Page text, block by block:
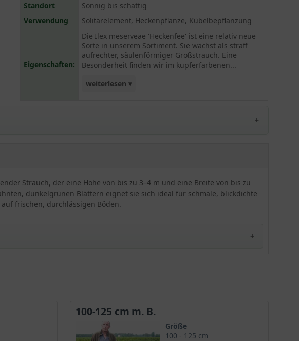
Standort
Sonnig bis schattig
Verwendung
Solitärelement, Heckenpflanze, Kübelbepflanzung
Eigenschaften:
Die Ilex meserveae 'Heckenfee' ist eine relativ neue
Sorte in unserem Sortiment. Sie wächst als straff
aufrechter, säulenförmiger Großstrauch. Eine
Besonderheit finden wir im kupferfarbenen...
weiterlesen ▾
genommen werden.
Strauch, der eine Höhe von bis zu 3–4 m und eine Breite von bis zu
dunkelgrünen Blättern eignet sie sich ideal für schmale, blickdichte
frischen, durchlässigen Böden.
Beeren. Ilex-Pflanzen lassen sich wunderbar zu einer
zur Verfügung steht. Besonders blickdicht ist die
robustes, anspruchsloses, standorttolerantes, windfestes,
100-125 cm m. B.
Größe
100 - 125 cm